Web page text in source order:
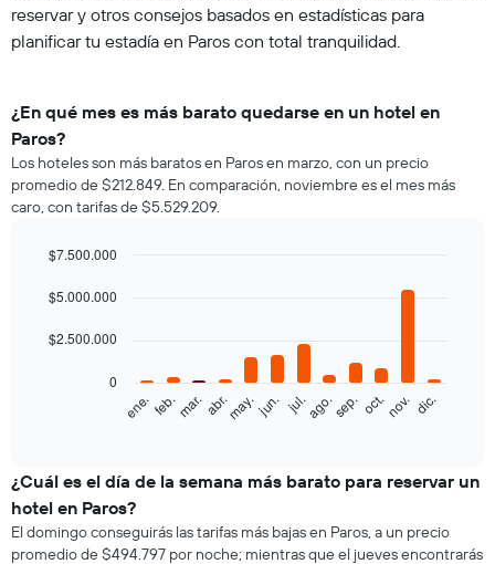
reservar y otros consejos basados en estadísticas para
planificar tu estadía en Paros con total tranquilidad.
¿En qué mes es más barato quedarse en un hotel en
Paros?
Los hoteles son más baratos en Paros en marzo, con un precio
promedio de $212.849. En comparación, noviembre es el mes más
caro, con tarifas de $5.529.209.
chart
12
bars.
el
precio
promedio
de
graphic.
ene.feb.mar.abr.may.jun. jul.ago.sep. oct.nov. dic.
0
$2.500.000
$5.000.000
$7.500.000
¿Cuál es el día de la semana más barato para reservar un
hotel en Paros?
El domingo conseguirás las tarifas más bajas en Paros, a un precio
promedio de $494.797 por noche; mientras que el jueves encontrarás